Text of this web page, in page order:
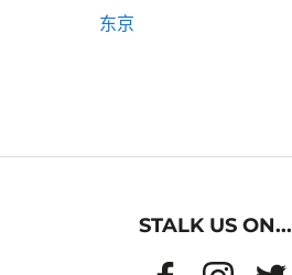
东京
STALK US ON...